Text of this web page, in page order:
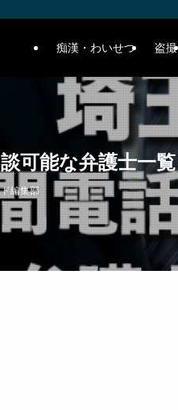
痴漢・わいせつ 盗撮
可能な弁護士一覧
編集部